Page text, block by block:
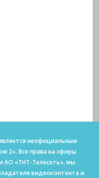
неофициальным
2». Все права на эфиры
АО «ТНТ-Телесеть», мы
видеоконтента и